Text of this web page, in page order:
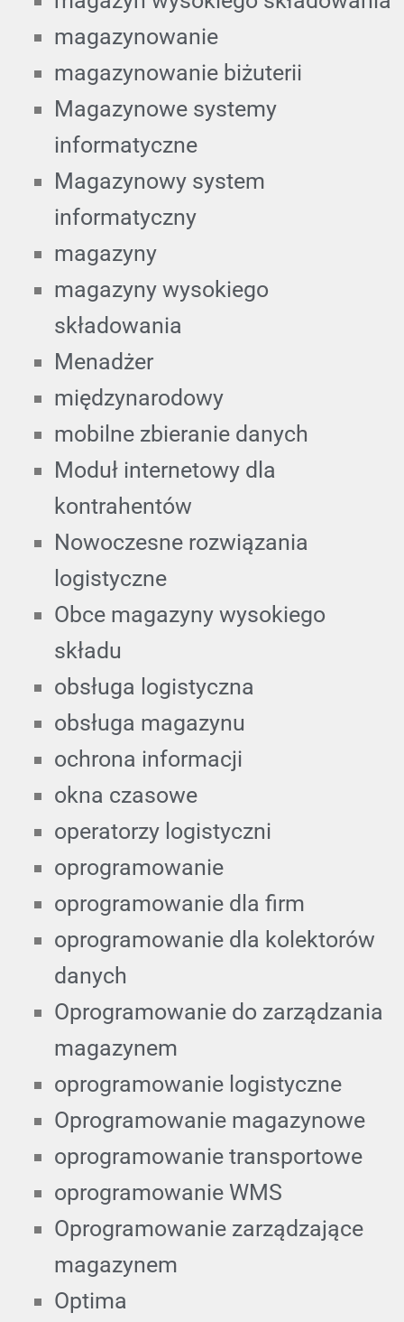
magazynowanie
magazynowanie biżuterii
Magazynowe systemy
informatyczne
Magazynowy system
informatyczny
magazyny
magazyny wysokiego
składowania
Menadżer
międzynarodowy
mobilne zbieranie danych
Moduł internetowy dla
kontrahentów
Nowoczesne rozwiązania
logistyczne
Obce magazyny wysokiego
składu
obsługa logistyczna
obsługa magazynu
ochrona informacji
okna czasowe
operatorzy logistyczni
oprogramowanie
oprogramowanie dla firm
oprogramowanie dla kolektorów
danych
Oprogramowanie do zarządzania
magazynem
oprogramowanie logistyczne
Oprogramowanie magazynowe
oprogramowanie transportowe
oprogramowanie WMS
Oprogramowanie zarządzające
magazynem
Optima